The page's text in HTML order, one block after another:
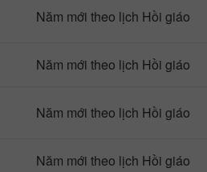
Năm mới theo lịch Hồi giáo
Năm mới theo lịch Hồi giáo
Năm mới theo lịch Hồi giáo
Năm mới theo lịch Hồi giáo